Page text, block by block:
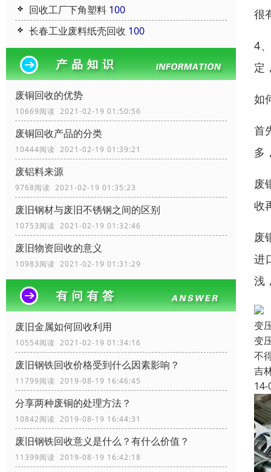
回收工厂下角塑料 100
长春工业废料纸壳回收 100
废铜回收的优势
10669阅读 2021-02-19 01:50:56
废铜回收产品的分类
10444阅读 2021-02-19 01:39:21
废铝料来源
9768阅读 2021-02-19 01:35:23
废旧钢材与废旧不锈钢之间的区别
10753阅读 2021-02-19 01:32:46
废旧物资回收的意义
10983阅读 2021-02-19 01:31:29
废旧金属如何回收利用
10554阅读 2021-02-19 01:34:16
废旧钢铁回收价格受到什么因素影响？
11799阅读 2019-08-19 16:46:45
分享两种废铜的处理方法？
10842阅读 2019-08-19 16:44:31
废旧钢铁回收​意义是什么？有什么价值？
11399阅读 2019-08-19 16:42:18
很
4
定
如
首
多
废
收
废
进
浅
变
变
不
吉
14-